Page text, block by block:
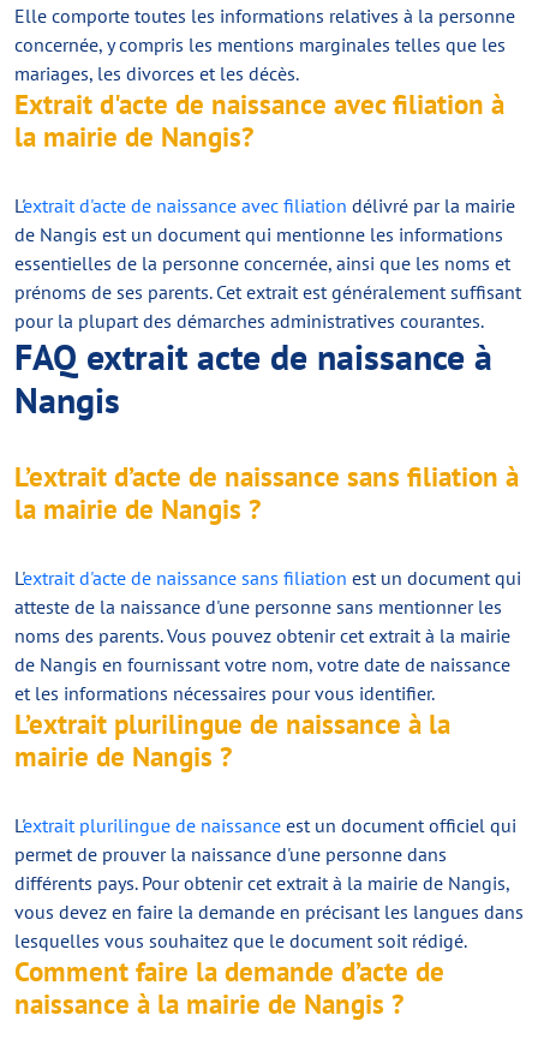
Elle comporte toutes les informations relatives à la personne
concernée, y compris les mentions marginales telles que les
mariages, les divorces et les décès.
Extrait d'acte de naissance avec filiation à
la mairie de Nangis?
L'extrait d'acte de naissance avec filiation délivré par la mairie
de Nangis est un document qui mentionne les informations
essentielles de la personne concernée, ainsi que les noms et
prénoms de ses parents. Cet extrait est généralement suffisant
pour la plupart des démarches administratives courantes.
FAQ extrait acte de naissance à
Nangis
L’extrait d’acte de naissance sans filiation à
la mairie de Nangis ?
L'extrait d'acte de naissance sans filiation est un document qui
atteste de la naissance d'une personne sans mentionner les
noms des parents. Vous pouvez obtenir cet extrait à la mairie
de Nangis en fournissant votre nom, votre date de naissance
et les informations nécessaires pour vous identifier.
L’extrait plurilingue de naissance à la
mairie de Nangis ?
L'extrait plurilingue de naissance est un document officiel qui
permet de prouver la naissance d'une personne dans
différents pays. Pour obtenir cet extrait à la mairie de Nangis,
vous devez en faire la demande en précisant les langues dans
lesquelles vous souhaitez que le document soit rédigé.
Comment faire la demande d’acte de
naissance à la mairie de Nangis ?